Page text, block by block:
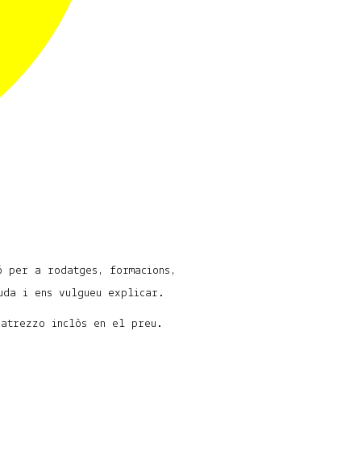
a rodatges, formacions,
i ens vulgueu explicar.
atrezzo inclòs en el preu.